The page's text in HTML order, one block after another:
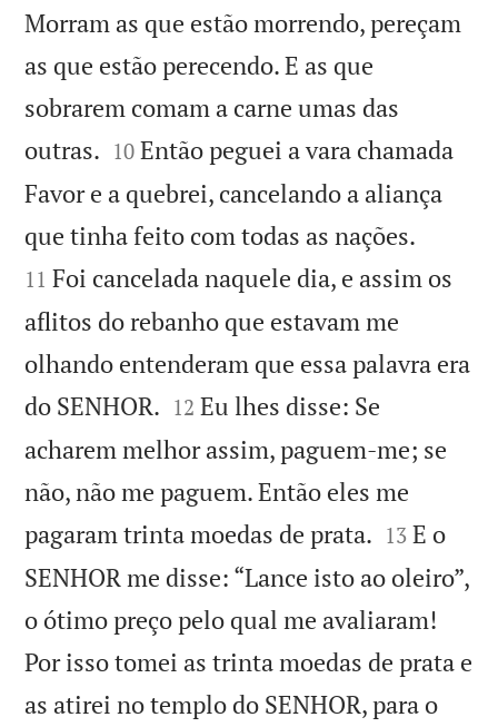
Morram as que estão morrendo, pereçam
as que estão perecendo. E as que
sobrarem comam a carne umas das
outras. 

10 Então peguei a vara chamada
Favor e a quebrei, cancelando a aliança
que tinha feito com todas as nações.
11 Foi cancelada naquele dia, e assim os
aflitos do rebanho que estavam me
olhando entenderam que essa palavra era
do SENHOR. 

12 Eu lhes disse: Se
acharem melhor assim, paguem-me; se
não, não me paguem. Então eles me
pagaram trinta moedas de prata. 

13 E o
SENHOR me disse: “Lance isto ao oleiro”,
o ótimo preço pelo qual me avaliaram!
Por isso tomei as trinta moedas de prata e
as atirei no templo do SENHOR, para o